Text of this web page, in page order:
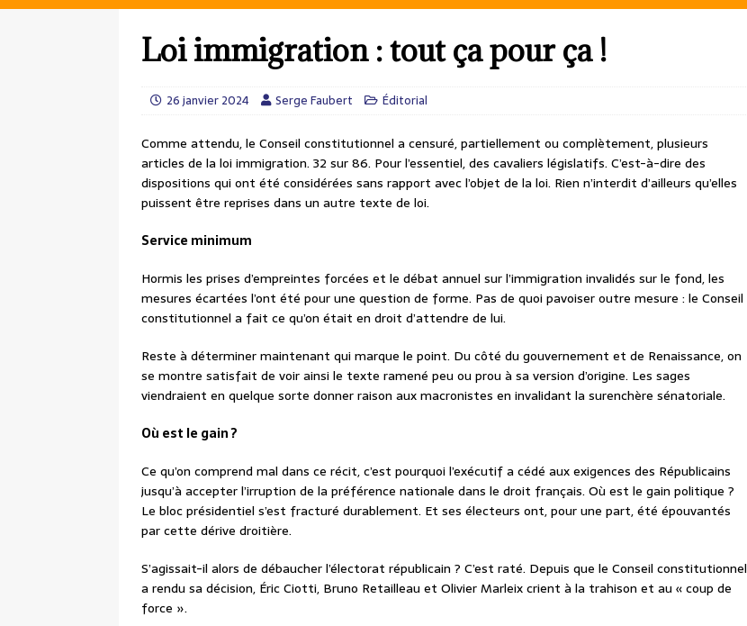
Loi immigration : tout ça pour ça !
26 janvier 2024 Serge Faubert Éditorial
Comme attendu, le Conseil constitutionnel a censuré, partiellement ou complètement, plusieurs
articles de la loi immigration. 32 sur 86. Pour l’essentiel, des cavaliers législatifs. C’est-à-dire des
dispositions qui ont été considérées sans rapport avec l’objet de la loi. Rien n’interdit d’ailleurs qu’elles
puissent être reprises dans un autre texte de loi.
Service minimum
Hormis les prises d’empreintes forcées et le débat annuel sur l’immigration invalidés sur le fond, les
mesures écartées l’ont été pour une question de forme. Pas de quoi pavoiser outre mesure : le Conseil
constitutionnel a fait ce qu’on était en droit d’attendre de lui.
Reste à déterminer maintenant qui marque le point. Du côté du gouvernement et de Renaissance, on
se montre satisfait de voir ainsi le texte ramené peu ou prou à sa version d’origine. Les sages
viendraient en quelque sorte donner raison aux macronistes en invalidant la surenchère sénatoriale.
Où est le gain ?
Ce qu’on comprend mal dans ce récit, c’est pourquoi l’exécutif a cédé aux exigences des Républicains
jusqu’à accepter l’irruption de la préférence nationale dans le droit français. Où est le gain politique ?
Le bloc présidentiel s’est fracturé durablement. Et ses électeurs ont, pour une part, été épouvantés
par cette dérive droitière.
S’agissait-il alors de débaucher l’électorat républicain ? C’est raté. Depuis que le Conseil constitutionnel
a rendu sa décision, Éric Ciotti, Bruno Retailleau et Olivier Marleix crient à la trahison et au « coup de
force ».